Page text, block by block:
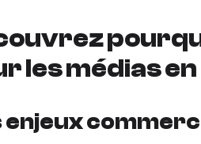
les médias
enjeux